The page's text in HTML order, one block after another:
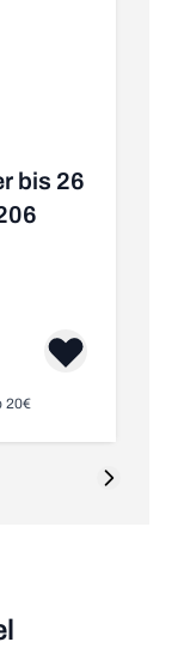
bis 26
20€